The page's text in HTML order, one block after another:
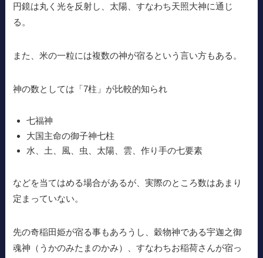
円鏡は丸く光を反射し、太陽、すなわち天照大神に通じ
る。
また、米の一粒には複数の神が宿るという言い方もある。
神の数としては「7柱」が比較的知られ
七福神
大国主命の御子神七柱
水、土、風、虫、太陽、雲、作り手の七要素
などを当てはめる場合があるが、実際のところ数はあまり
定まっていない。
先の奇稲田姫が宿る事もあろうし、穀物神である宇迦之御
魂神（うかのみたまのかみ）、すなわちお稲荷さんが宿っ